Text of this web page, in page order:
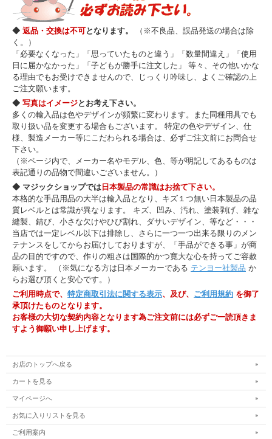
◆ 返品・交換は不可となります。
（※不良品、誤品発送の場合は除
く。）
「必要なくなった」「思っていたものと違う」「数量間違え」「使用
日に届かなかった」「子どもが勝手に注文した」 等々、その他いかな
る理由でもお受けできませんので、じっくり吟味し、よくご確認の上
ご注文願います。
◆ 写真はイメージとお考え下さい。
多くの輸入品は色やデザインが頻繁に変わります。また同種用具でも
取り扱い品を変更する場合もございます。 特定の色やデザイン、仕
様、製造メーカー等にこだわられる場合は、必ずご注文前にお問合せ
下さい。
（※ページ内で、メーカー名やモデル、色、等が明記してあるものは
表記通りの品物で間違いございません。）
◆ マジックショップでは 日本製品の常識はお捨て下さい。
本格的な手品用品の大半は輸入品となり、キズ１つ無い日本製品の品
質レベルとは常識が異なります。 キズ、凹み、汚れ、塗装剥げ、雑な
縫製、錆び、小さな欠けやひび割れ、ダサいデザイン、等など・・・
当店では一定レベル以下は排除し、さらに一つ一つ出来る限りのメン
テナンスをしてからお届けしておりますが、「手品ができる事」が商
品の目的ですので、作りの粗さは国際的かつ寛大な心を持ってご容赦
願います。 （※気になる方は日本メーカーである テンヨー社製品 か
らお選び頂くと安心です。）
ご利用時点で、 特定商取引法に関する表示、及び、 ご利用規約 を御了
承頂けたものとなります。
お客様の大切な契約内容となります為ご注文前には必ずご一読頂きま
すよう御願い申し上げます。
お店のトップへ戻る
カートを見る
マイページへ
お気に入りリストを見る
ご利用案内